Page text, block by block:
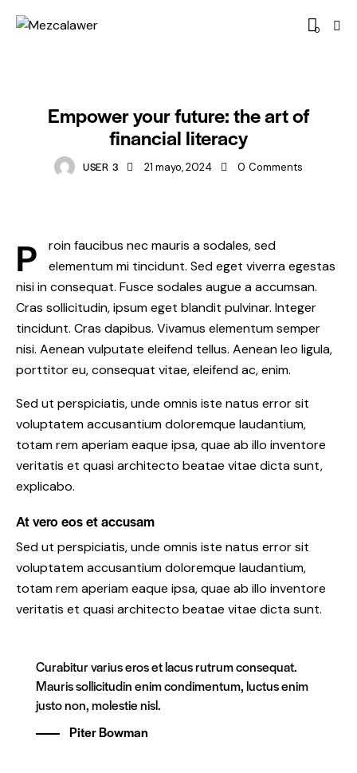
0
Empower your future: the art of
financial literacy
USER 3 21 mayo, 2024 0 Comments
P
roin faucibus nec mauris a sodales, sed
elementum mi tincidunt. Sed eget viverra egestas
nisi in consequat. Fusce sodales augue a accumsan.
Cras sollicitudin, ipsum eget blandit pulvinar. Integer
tincidunt. Cras dapibus. Vivamus elementum semper
nisi. Aenean vulputate eleifend tellus. Aenean leo ligula,
porttitor eu, consequat vitae, eleifend ac, enim.
Sed ut perspiciatis, unde omnis iste natus error sit
voluptatem accusantium doloremque laudantium,
totam rem aperiam eaque ipsa, quae ab illo inventore
veritatis et quasi architecto beatae vitae dicta sunt,
explicabo.
At vero eos et accusam
Sed ut perspiciatis, unde omnis iste natus error sit
voluptatem accusantium doloremque laudantium,
totam rem aperiam eaque ipsa, quae ab illo inventore
veritatis et quasi architecto beatae vitae dicta sunt.
Curabitur varius eros et lacus rutrum consequat.
Mauris sollicitudin enim condimentum, luctus enim
justo non, molestie nisl.
Piter Bowman